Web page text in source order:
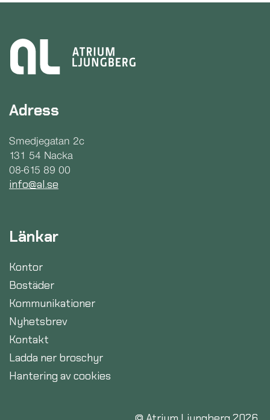
Adress
Smedjegatan 2c
131 54 Nacka
08-615 89 00
info@al.se
Länkar
Kontor
Bostäder
Kommunikationer
Nyhetsbrev
Kontakt
Ladda ner broschyr
Hantering av cookies